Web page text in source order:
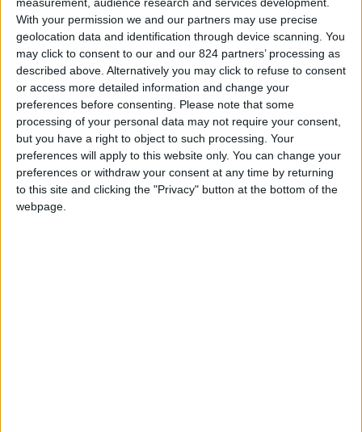
measurement, audience research and services development.
With your permission we and our partners may use precise
geolocation data and identification through device scanning. You
may click to consent to our and our 824 partners’ processing as
described above. Alternatively you may click to refuse to consent
or access more detailed information and change your
preferences before consenting. Please note that some
processing of your personal data may not require your consent,
but you have a right to object to such processing. Your
preferences will apply to this website only. You can change your
preferences or withdraw your consent at any time by returning
to this site and clicking the "Privacy" button at the bottom of the
webpage.
dei falsi, li paragonavo a quelli della marca X.
Se potevo riscontrare differenze allora si trattava
di abbigliamento falso.
Portando l’esempio ad un altro livello, quello
della vita e delle sue “verità”, la cosa si complica
perchè non abbiamo a disposizione la marca X
originale con cui comparare ciò che crediamo
possa essere falso.